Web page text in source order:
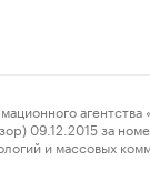
агентства
09.12.2015 за
и массовых